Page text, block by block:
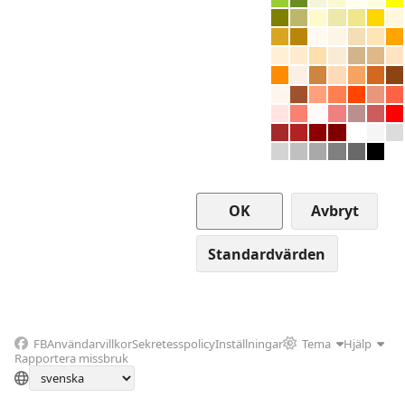
Avbryt
FBAnvändarvillkorSekretesspolicyInställningar Tema
Hjälp
Rapportera missbruk